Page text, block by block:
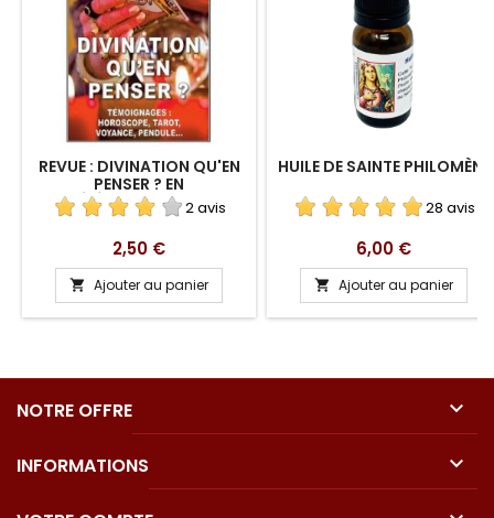
REVUE : DIVINATION QU'EN
PENSER ? EN
TÉLÉCHARGEMENT
2 avis
Prix
2,50 €
 Ajouter au panier
HUILE DE SAINTE PHILOMÈNE
28 avis
Prix
6,00 €
 Ajouter au panier
NOTRE OFFRE 
INFORMATIONS 